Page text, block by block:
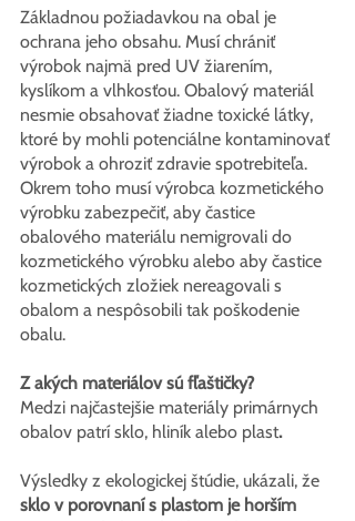
Základnou požiadavkou na obal je
ochrana jeho obsahu. Musí chrániť
výrobok najmä pred UV žiarením,
kyslíkom a vlhkosťou. Obalový materiál
nesmie obsahovať žiadne toxické látky,
ktoré by mohli potenciálne kontaminovať
výrobok a ohroziť zdravie spotrebiteľa.
Okrem toho musí výrobca kozmetického
výrobku zabezpečiť, aby častice
obalového materiálu nemigrovali do
kozmetického výrobku alebo aby častice
kozmetických zložiek nereagovali s
obalom a nespôsobili tak poškodenie
obalu.
Z akých materiálov sú fľaštičky?
Medzi najčastejšie materiály primárnych
obalov patrí sklo, hliník alebo plast.
Výsledky z ekologickej štúdie, ukázali, že
sklo v porovnaní s plastom je horším